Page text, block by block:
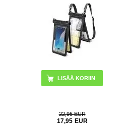
22,95 EUR
17,95 EUR